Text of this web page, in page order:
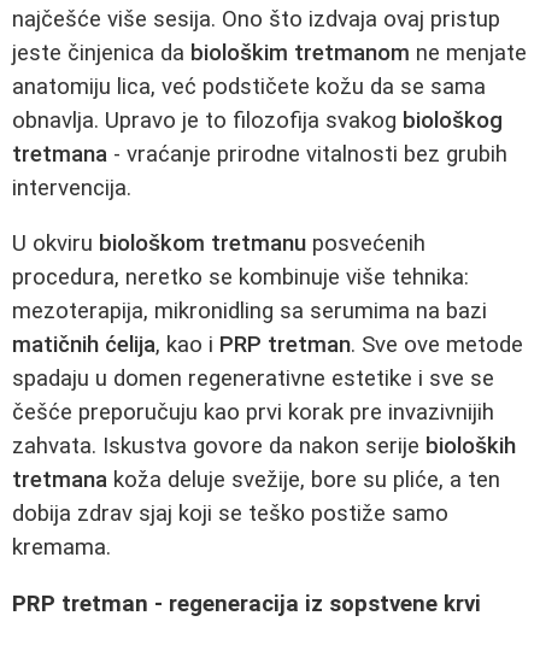
najčešće više sesija. Ono što izdvaja ovaj pristup
jeste činjenica da biološkim tretmanom ne menjate
anatomiju lica, već podstičete kožu da se sama
obnavlja. Upravo je to filozofija svakog biološkog
tretmana - vraćanje prirodne vitalnosti bez grubih
intervencija.
U okviru biološkom tretmanu posvećenih
procedura, neretko se kombinuje više tehnika:
mezoterapija, mikronidling sa serumima na bazi
matičnih ćelija, kao i PRP tretman. Sve ove metode
spadaju u domen regenerativne estetike i sve se
češće preporučuju kao prvi korak pre invazivnijih
zahvata. Iskustva govore da nakon serije bioloških
tretmana koža deluje svežije, bore su pliće, a ten
dobija zdrav sjaj koji se teško postiže samo
kremama.
PRP tretman - regeneracija iz sopstvene krvi